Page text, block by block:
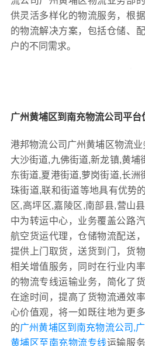
供灵活多样化的物流服务，根
的物流解决方案，包括仓储、
户的不同需求。
广州黄埔区到南充物流公司平台
港邦物流公司广州黄埔区物流
大沙街道,九佛街道,新龙镇,黄埔
东街道,夏港街道,萝岗街道,长洲
珠街道,联和街道等地具有优势
区,高坪区,嘉陵区,南部县,营山
中为转运中心，业务覆盖公路
航空货运代理，仓储物流配送
提供上门取货，送货到门，货
相关增值服务，同时在行业内
的物流专线运输业务，简化了
在途时间，提高了货物流通效
心价值观，将一如既往地为更
的广州黄埔区到南充物流公司,
黄埔区至南充物流专线运输服